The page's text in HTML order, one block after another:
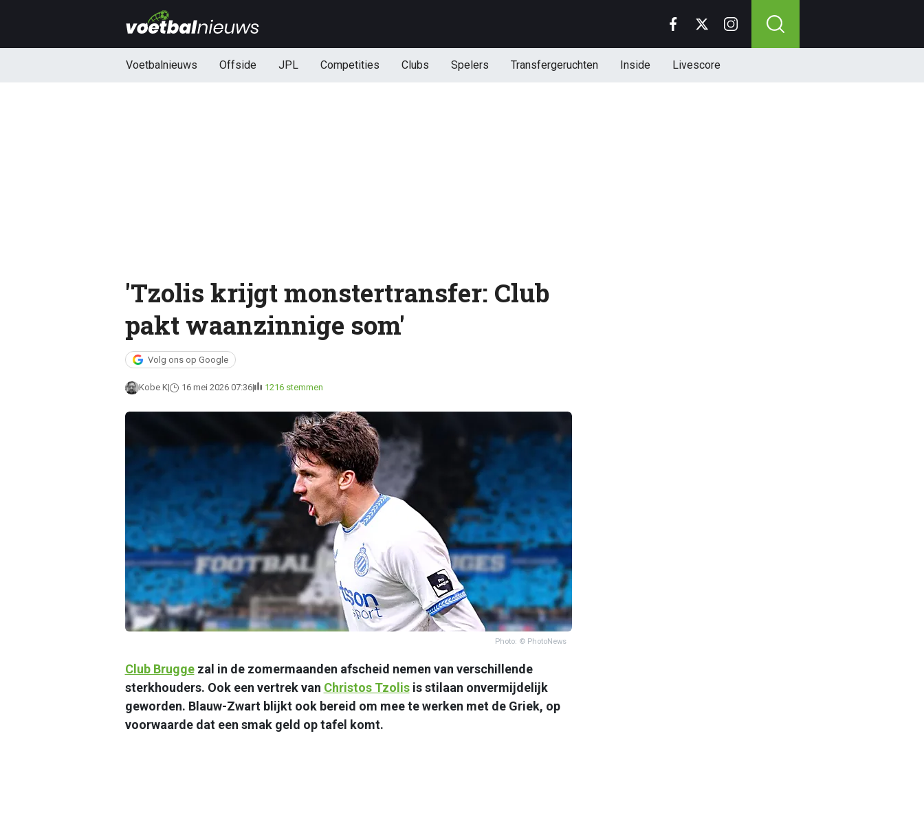
Voetbalnieuws Offside JPL Competities Clubs Spelers Transfergeruchten Inside Livescore
'Tzolis krijgt monstertransfer: Club
pakt waanzinnige som'
Volg ons op Google
Kobe K 16 mei 2026 07:36 1216 stemmen
Photo: © PhotoNews
Club Bruggezal in de zomermaanden afscheid nemen van verschillende
sterkhouders. Ook een vertrek van Christos Tzolisis stilaan onvermijdelijk
geworden. Blauw-Zwart blijkt ook bereid om mee te werken met de Griek, op
voorwaarde dat een smak geld op tafel komt.